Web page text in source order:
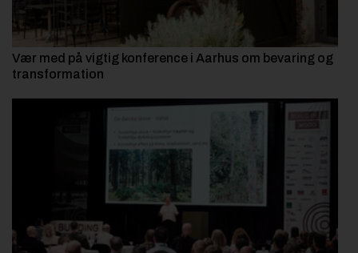
Vær med på vigtig konference i Aarhus om bevaring og
transformation